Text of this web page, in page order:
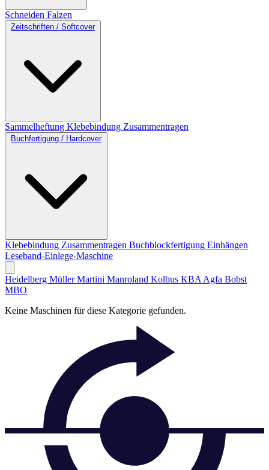
Schneiden Falzen
Zeitschriften / Softcover
Sammelheftung Klebebindung Zusammentragen
Buchfertigung / Hardcover
Klebebindung Zusammentragen Buchblockfertigung Einhängen
Leseband-Einlege-Maschine
Heidelberg Müller Martini Manroland Kolbus KBA Agfa Bobst
MBO
Keine Maschinen für diese Kategorie gefunden.